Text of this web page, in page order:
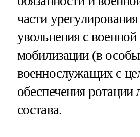
части
увольнения с
мобилизации (в
военнослужащих с
обеспечения ротации
состава.